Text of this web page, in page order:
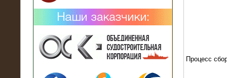
Процесс